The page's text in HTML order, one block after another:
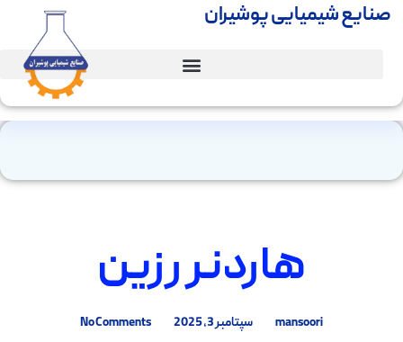
صنایع شیمیایی پوشیران
هاردنر رزین
mansoori سپتامبر 3, 2025 No Comments